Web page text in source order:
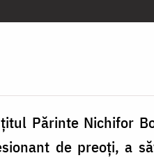
Părinte Nichifor
de preoți, a